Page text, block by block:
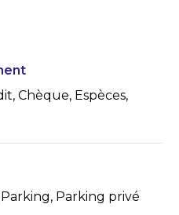
Chèque, Espèces,
Parking privé